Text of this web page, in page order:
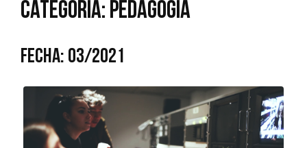
CATEGORÍA: PEDAGOGÍA
FECHA: 03/2021